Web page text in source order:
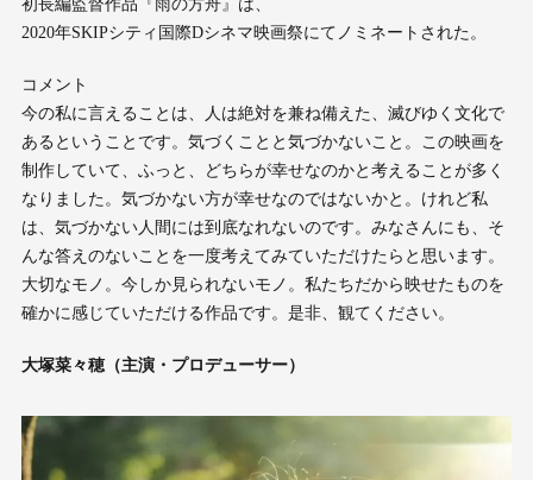
初長編監督作品『雨の方舟』は、
2020年SKIPシティ国際Dシネマ映画祭にてノミネートされた。
コメント
今の私に言えることは、人は絶対を兼ね備えた、滅びゆく文化で
あるということです。気づくことと気づかないこと。この映画を
制作していて、ふっと、どちらが幸せなのかと考えることが多く
なりました。気づかない方が幸せなのではないかと。けれど私
は、気づかない人間には到底なれないのです。みなさんにも、そ
んな答えのないことを一度考えてみていただけたらと思います。
大切なモノ。今しか見られないモノ。私たちだから映せたものを
確かに感じていただける作品です。是非、観てください。
大塚菜々穂（主演・プロデューサー）